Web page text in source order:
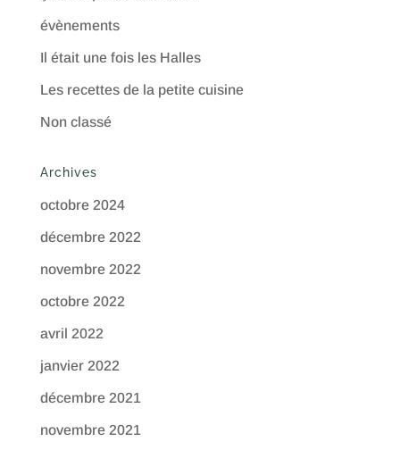
évènements
Il était une fois les Halles
Les recettes de la petite cuisine
Non classé
Archives
octobre 2024
décembre 2022
novembre 2022
octobre 2022
avril 2022
janvier 2022
décembre 2021
novembre 2021